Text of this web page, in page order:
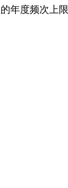
年度频次上